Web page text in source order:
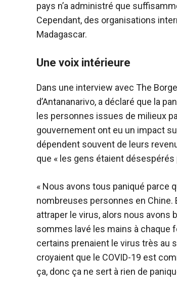
pays n’a administré que
Cependant, des organisations
Madagascar.
Une voix intérieure
Dans une interview avec The
d’Antananarivo, a déclaré que la
les personnes issues de milieux
gouvernement ont eu un impact
dépendent souvent de leurs
que « les gens étaient
« Nous avons tous paniqué parce
nombreuses personnes en
attraper le virus, alors nous avons
sommes lavé les mains à chaque
certains prenaient le virus très au
croyaient que le COVID-19 est
ça, donc ça ne sert à rien de